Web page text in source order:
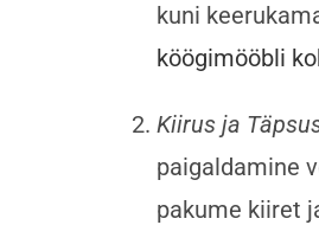
kuni
köögimööbli
Kiirus ja
paigaldamine
pakume kiiret